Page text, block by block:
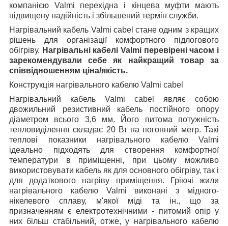
компанією Valmi перехідна і кінцева муфти мають
підвищену надійність і збільшений термін служби.
Нагрівальний кабель Valmi cabel стане одним з кращих
рішень для організації комфортного підлогового
обігріву. Нагрівальні кабелі Valmi перевірені часом і
зарекомендували себе як найкращий товар за
співвідношенням ціна/якість.
Конструкція нагрівального кабелю Valmi cabel
Нагрівальний кабель Valmi cabel являє собою
двожильний резистивний кабель постійного опору
діаметром всього 3,6 мм. Його питома потужність
тепловиділення складає 20 Вт на погонний метр. Такі
теплові показники нагрівального кабелю Valmi
ідеально підходять для створення комфортної
температури в приміщенні, при цьому можливо
використовувати кабель як для основного обігріву, так і
для додаткового нагріву приміщення. Гріючі жили
нагрівального кабелю Valmi виконані з мідного-
нікелевого сплаву, м'якої міді та ін., що за
призначенням є електротехнічними - питомий опір у
них більш стабільний, отже, у нагрівального кабелю